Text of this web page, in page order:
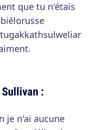
que tu n'étais
:
je n'ai aucune